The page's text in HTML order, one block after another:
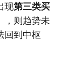
现第三类买
，则趋势未
回到中枢